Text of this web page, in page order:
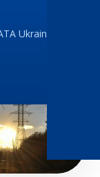
Ukraine